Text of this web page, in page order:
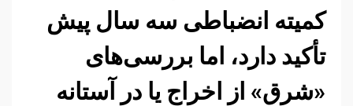
کمیته انضباطی سه سال پیش
تأکید دارد، اما بررسی‌های
«شرق» از اخراج یا در آستانه